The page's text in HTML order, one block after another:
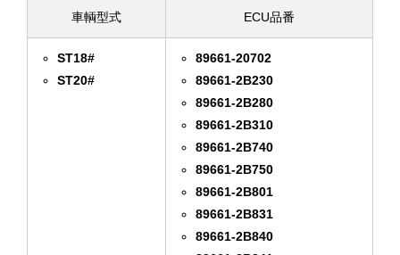
車輌型式 ECU品番
ST18#
ST20#
89661-20702
89661-2B230
89661-2B280
89661-2B310
89661-2B740
89661-2B750
89661-2B801
89661-2B831
89661-2B840